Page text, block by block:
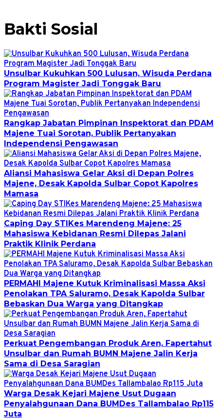
Bakti Sosial
Unsulbar Kukuhkan 500 Lulusan, Wisuda Perdana
Program Magister Jadi Tonggak Baru
Rangkap Jabatan Pimpinan Inspektorat dan PDAM
Majene Tuai Sorotan, Publik Pertanyakan
Independensi Pengawasan
Aliansi Mahasiswa Gelar Aksi di Depan Polres
Majene, Desak Kapolda Sulbar Copot Kapolres
Mamasa
Caping Day STIKes Marendeng Majene: 25
Mahasiswa Kebidanan Resmi Dilepas Jalani
Praktik Klinik Perdana
PERMAHI Majene Kutuk Kriminalisasi Massa Aksi
Penolakan TPA Saluramo, Desak Kapolda Sulbar
Bebaskan Dua Warga yang Ditangkap
Perkuat Pengembangan Produk Aren, Fapertahut
Unsulbar dan Rumah BUMN Majene Jalin Kerja
Sama di Desa Saragian
Warga Desak Kejari Majene Usut Dugaan
Penyalahgunaan Dana BUMDes Tallambalao Rp115
Juta